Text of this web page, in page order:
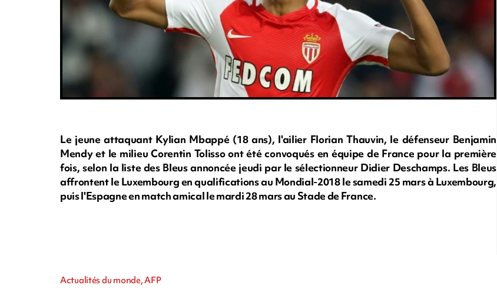
Le jeune attaquant Kylian Mbappé (18 ans), l'ailier Florian Thauvin, le défenseur Benjamin
Mendy et le milieu Corentin Tolisso ont été convoqués en équipe de France pour la première
fois, selon la liste des Bleus annoncée jeudi par le sélectionneur Didier Deschamps. Les Bleus
affrontent le Luxembourg en qualifications au Mondial-2018 le samedi 25 mars à Luxembourg,
puis l'Espagne en match amical le mardi 28 mars au Stade de France.
Actualités du monde, AFP